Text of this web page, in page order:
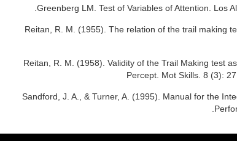
Greenberg LM. Test of Variables of Attention. Los
Reitan, R. M. (1955). The relation of the trail making
Reitan, R. M. (1958). Validity of the Trail Making test
Percept. Mot Skills. 8 (3):
Sandford, J. A., & Turner, A. (1995). Manual for the